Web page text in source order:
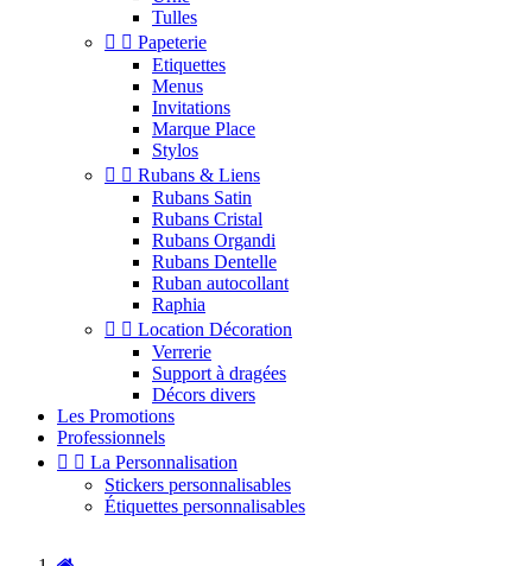
Tulles
  Papeterie
Etiquettes
Menus
Invitations
Marque Place
Stylos
  Rubans & Liens
Rubans Satin
Rubans Cristal
Rubans Organdi
Rubans Dentelle
Ruban autocollant
Raphia
  Location Décoration
Verrerie
Support à dragées
Décors divers
Les Promotions
Professionnels
  La Personnalisation
Stickers personnalisables
Étiquettes personnalisables